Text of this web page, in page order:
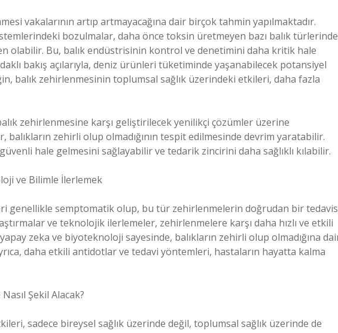
vakalarının artıp artmayacağına dair birçok tahmin yapılmaktadır.
bozulmalar, daha önce toksin üretmeyen bazı balık türlerinde
olabilir. Bu, balık endüstrisinin kontrol ve denetimini daha kritik hale
bakış açılarıyla, deniz ürünleri tüketiminde yaşanabilecek potansiyel
balık zehirlenmesinin toplumsal sağlık üzerindeki etkileri, daha fazla
zehirlenmesine karşı geliştirilecek yenilikçi çözümler üzerine
zehirli olup olmadığının tespit edilmesinde devrim yaratabilir.
hale gelmesini sağlayabilir ve tedarik zincirini daha sağlıklı kılabilir.
ve Bilimle İlerlemek
genellikle semptomatik olup, bu tür zehirlenmelerin doğrudan bir
ve teknolojik ilerlemeler, zehirlenmelere karşı daha hızlı ve etkili
zeka ve biyoteknoloji sayesinde, balıkların zehirli olup olmadığına
daha etkili antidotlar ve tedavi yöntemleri, hastaların hayatta kalma
Şekil Alacak?
sadece bireysel sağlık üzerinde değil, toplumsal sağlık üzerinde de